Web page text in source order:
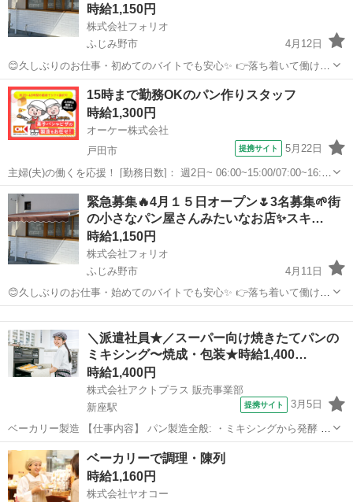
時給1,150円
株式会社フォリオ
ふじみ野市
4月12日
😊久しぶりのお仕事・初めてのバイトでも安心✨ 👉落ち着いて働ける
お店です🍴 ✨週2日〜OK 家庭と両立しやすい😊 シフトは相談ベース
で柔軟に調整できます◎ ￣￣￣￣￣￣￣￣￣￣￣￣￣￣￣￣ 💡こんな
お店です ...
埼玉 ふじみ野市 パン オープニング
15時まで勤務OKのパン作りスタッフ
時給1,300円
オーケー株式会社
戸田市
提携サイト 5月22日
主婦(夫)の働くを応援！ [勤務日数]： 週2日~ 06:00~15:00/07:00~16:00
月/火/水/木/金/土/日 などから選べます [勤務地・最寄駅]： 埼玉県戸田
市笹目北町 ２-１９ オーケー株式会社 北...
埼玉 戸田市 パン
緊急募集🔥4月１５日オープン🌷3名募集🌱街
の小さなパン屋さんみたいなお店✨スキ…
時給1,150円
株式会社フォリオ
ふじみ野市
4月11日
😊久しぶりのお仕事・始めてのバイトでも安心✨ 👉落ち着いて働ける
お店です🍴 ✨週2〜OK 家庭と両立しやすい😊 シフトは相談ベースで
柔軟に調整できます ￣￣￣￣￣￣￣￣￣￣￣￣￣￣￣￣ 💡こんなお店
です ...
＼派遣社員★／スーパー向け焼きたてパンの
ミキシング〜焼成・包装★時給1,400…
時給1,400円
株式会社アクトプラス 販売事業部
新座駅
提携サイト 3月5日
ベーカリー製造 【仕事内容】 パン製造全般: ・ミキシングから発酵 ・
成形 ・焼成(トッピングなど) ・包装 ・仕分け ・店内美化等 ★お店の
情報★ 高級食材からPB商品まで 幅広いラインナップが魅力的*゜☆ 本
当に...
埼玉 新座駅
ベーカリーで調理・陳列
時給1,160円
株式会社ヤオコー